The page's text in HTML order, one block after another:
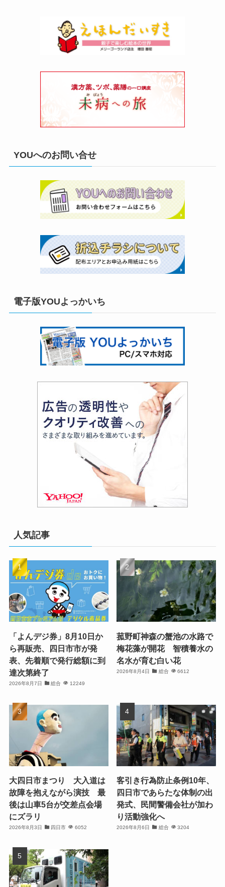
YOUへのお問い合せ
電子版YOUよっかいち
人気記事
「よんデジ券」8月10日か
ら再販売、四日市市が発
表、先着順で発行総額に到
達次第終了
2026年8月7日 総合 12249
菰野町神森の蟹池の水路で
梅花藻が開花 智積養水の
名水が育む白い花
2026年8月4日 総合 6612
大四日市まつり 大入道は
故障を抱えながら演技 最
後は山車5台が交差点会場
にズラリ
2026年8月3日 四日市 6052
客引き行為防止条例10年、
四日市であらたな体制の出
発式、民間警備会社が加わ
り活動強化へ
2026年8月6日 総合 3204